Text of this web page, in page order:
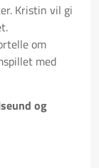
Kristin vil gi
om
med
og